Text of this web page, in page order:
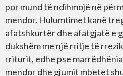
por mund të ndihmojë në
mendor. Hulumtimet kanë
afatshkurtër dhe afatgjatë e
dukshëm me një rritje të
rriturit, edhe pse
mendor dhe gjumit mbetet